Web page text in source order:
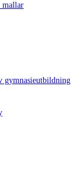
mallar
gymnasieutbildning